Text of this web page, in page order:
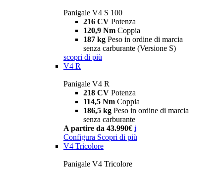
Panigale V4 S 100
216 CV Potenza
120,9 Nm Coppia
187 kg Peso in ordine di marcia
senza carburante (Versione S)
scopri di più
V4 R
Panigale V4 R
218 CV Potenza
114,5 Nm Coppia
186,5 kg Peso in ordine di marcia
senza carburante
A partire da 43.990€ i
Configura Scopri di più
V4 Tricolore
Panigale V4 Tricolore